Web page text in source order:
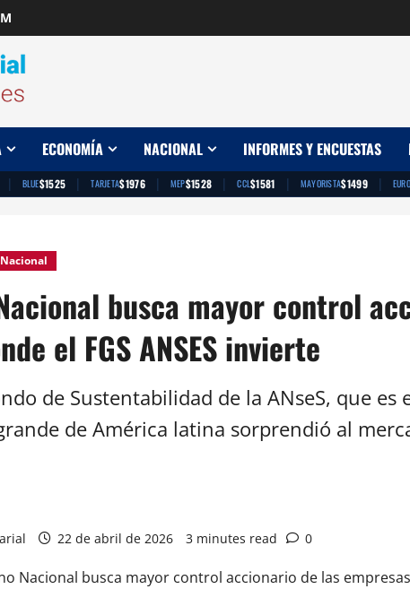
ECONOMÍA NACIONAL INFORMES Y ENCUESTAS
| BLUE$1525 | TARJETA$1976 | MEP$1528 | CCL$1581 | MAYORISTA$1499 |
Nacional
busca mayor control
el FGS ANSES invierte
de Sustentabilidad de la ANseS, que es
de América latina sorprendió al
22 de abril de 2026 3 minutes read 0